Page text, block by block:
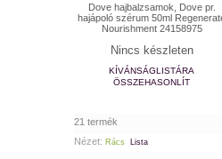
Dove hajbalzsamok, Dove pr.
hajápoló szérum 50ml
Nourishment 24158975
Nincs készleten
KÍVÁNSÁGLISTÁRA
ÖSSZEHASONLÍT
21 termék
Nézet: Rács Lista